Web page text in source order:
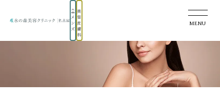
メ
ン
ズ
美
容
皮
膚
科
MENU